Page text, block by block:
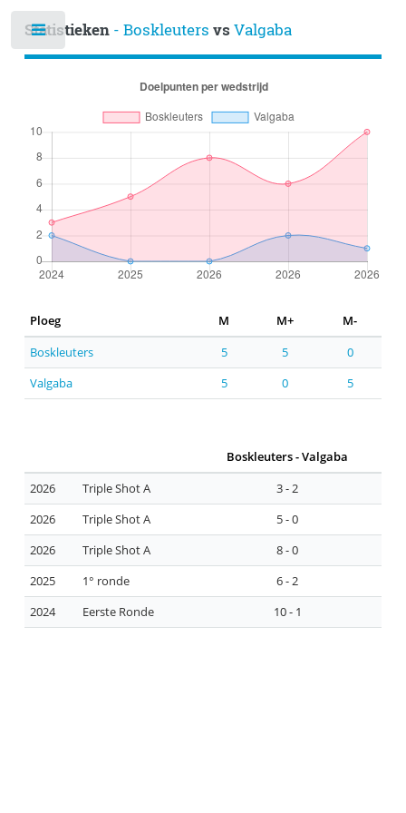
Statistieken- Boskleuters vsValgaba
Ploeg M M+
M-
Boskleuters
5 5
0
Valgaba
5 0 5
Boskleuters - Valgaba
2026
Triple Shot A
3 - 2
2026
Triple Shot A
5 - 0
2026
Triple Shot A
8 - 0
2025
1° ronde
6 - 2
2024
Eerste Ronde 10 - 1